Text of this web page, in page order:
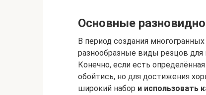
Основные
В период создания
разнообразные виды резцов
Конечно, если есть
обойтись, но для достижения
широкий набор и использовать